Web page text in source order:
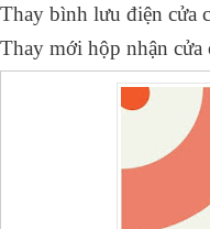
Thay bình lưu điện cửa
Thay mới hộp nhận cửa